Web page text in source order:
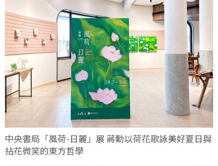
中央書局「風荷-日麗」展 蔣勳以荷花歌詠美好夏日與
拈花微笑的東方哲學